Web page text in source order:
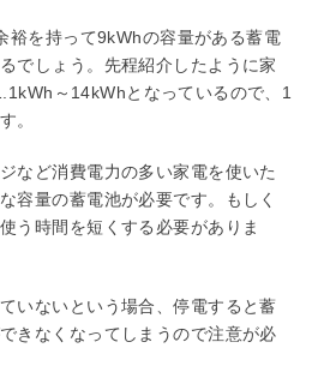
裕を持って9kWhの容量がある蓄電
でしょう。先程紹介したように家
～14kWhとなっているので、1
。
など消費電力の多い家電を使いた
容量の蓄電池が必要です。もしく
う時間を短くする必要がありま
いないという場合、停電すると蓄
きなくなってしまうので注意が必